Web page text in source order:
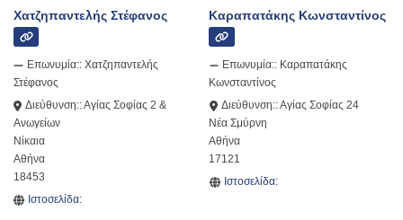
Χατζηπαντελής Στέφανος
Επωνυμία:: Χατζηπαντελής
Στέφανος
Διεύθυνση::Αγίας Σοφίας 2 &
Ανωγείων
Νίκαια
Αθήνα
18453
Ιστοσελίδα:
Καραπατάκης Κωνσταντίνος
Επωνυμία:: Καραπατάκης
Κωνσταντίνος
Διεύθυνση::Αγίας Σοφίας 24
Νέα Σμύρνη
Αθήνα
17121
Ιστοσελίδα: